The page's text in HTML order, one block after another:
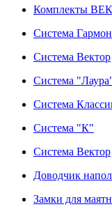
Комплекты
Система
Система Вектор
Система
Система
Система "К"
Система Вектор
Доводчик
Замки для